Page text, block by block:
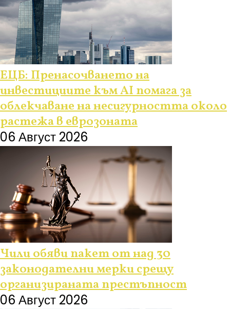
ЕЦБ: Пренасочването на
инвестициите към AI помага за
облекчаване на несигурността около
растежа в еврозоната
06 Август 2026
Чили обяви пакет от над 30
законодателни мерки срещу
организираната престъпност
06 Август 2026